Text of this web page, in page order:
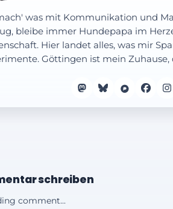
was mit Kommunikation und
bleibe immer Hundepapa im
Hier landet alles, was mir
Göttingen ist mein Zuhause,
schreiben
comment...